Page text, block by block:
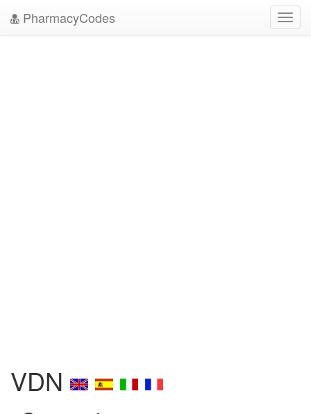
PharmacyCodes
VDN